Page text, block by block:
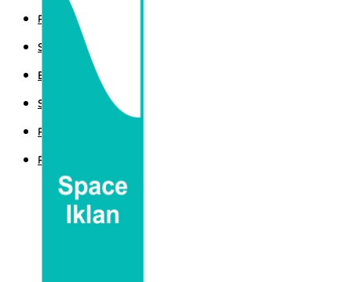
POLITIK
SPORT
EKBIS
SAINTEK
PEMERINTAHAN
PARLEMEN